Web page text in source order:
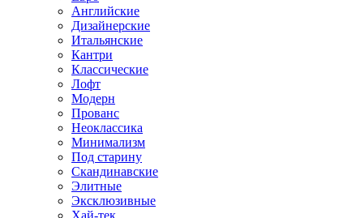
Английские
Дизайнерские
Итальянские
Кантри
Классические
Лофт
Модерн
Прованс
Неоклассика
Минимализм
Под старину
Скандинавские
Элитные
Эксклюзивные
Хай-тек